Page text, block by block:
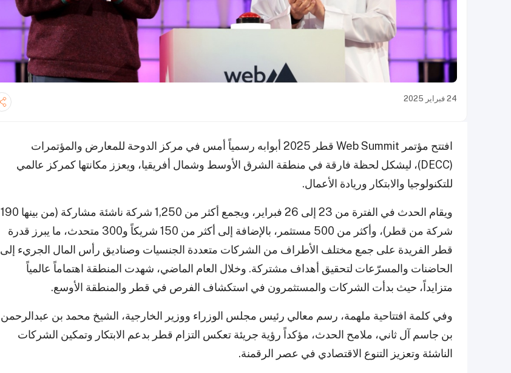
24 فبراير 2025
افتتح مؤتمر Web Summit قطر 2025 أبوابه رسمياً أمس في مركز الدوحة للمعارض والمؤتمرات
(DECC)، ليشكل لحظة فارقة في منطقة الشرق الأوسط وشمال أفريقيا، ويعزز مكانتها كمركز عالمي
للتكنولوجيا والابتكار وريادة الأعمال.
ويقام الحدث في الفترة من 23 إلى 26 فبراير، ويجمع أكثر من 1,250 شركة ناشئة مشاركة (من بينها 190
شركة من قطر)، وأكثر من 500 مستثمر، بالإضافة إلى أكثر من 150 شريكاً و300 متحدث، ما يبرز قدرة
قطر الفريدة على جمع مختلف الأطراف من الشركات متعددة الجنسيات وصناديق رأس المال الجريء إلى
الحاضنات والمسرّعات لتحقيق أهداف مشتركة. وخلال العام الماضي، شهدت المنطقة اهتماماً عالمياً
متزايداً، حيث بدأت الشركات والمستثمرون في استكشاف الفرص في قطر والمنطقة الأوسع.
وفي كلمة افتتاحية ملهمة، رسم معالي رئيس مجلس الوزراء ووزير الخارجية، الشيخ محمد بن عبدالرحمن
بن جاسم آل ثاني، ملامح الحدث، مؤكداً رؤية جريئة تعكس التزام قطر بدعم الابتكار وتمكين الشركات
الناشئة وتعزيز التنوع الاقتصادي في عصر الرقمنة.